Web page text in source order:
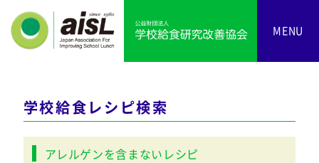
MENU
学校給食レシピ検索
アレルゲンを含まないレシピ